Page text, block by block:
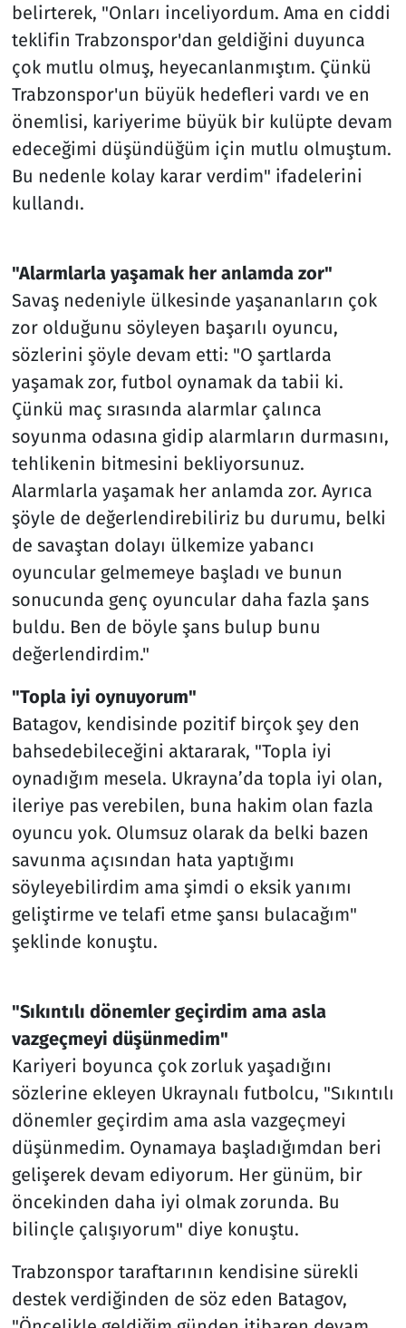
belirterek, "Onları inceliyordum. Ama en ciddi
teklifin Trabzonspor'dan geldiğini duyunca
çok mutlu olmuş, heyecanlanmıştım. Çünkü
Trabzonspor'un büyük hedefleri vardı ve en
önemlisi, kariyerime büyük bir kulüpte devam
edeceğimi düşündüğüm için mutlu olmuştum.
Bu nedenle kolay karar verdim" ifadelerini
kullandı.
"Alarmlarla yaşamak her anlamda zor"
Savaş nedeniyle ülkesinde yaşananların çok
zor olduğunu söyleyen başarılı oyuncu,
sözlerini şöyle devam etti: "O şartlarda
yaşamak zor, futbol oynamak da tabii ki.
Çünkü maç sırasında alarmlar çalınca
soyunma odasına gidip alarmların durmasını,
tehlikenin bitmesini bekliyorsunuz.
Alarmlarla yaşamak her anlamda zor. Ayrıca
şöyle de değerlendirebiliriz bu durumu, belki
de savaştan dolayı ülkemize yabancı
oyuncular gelmemeye başladı ve bunun
sonucunda genç oyuncular daha fazla şans
buldu. Ben de böyle şans bulup bunu
değerlendirdim."
"Topla iyi oynuyorum"
Batagov, kendisinde pozitif birçok şey den
bahsedebileceğini aktararak, "Topla iyi
oynadığım mesela. Ukrayna’da topla iyi olan,
ileriye pas verebilen, buna hakim olan fazla
oyuncu yok. Olumsuz olarak da belki bazen
savunma açısından hata yaptığımı
söyleyebilirdim ama şimdi o eksik yanımı
geliştirme ve telafi etme şansı bulacağım"
şeklinde konuştu.
"Sıkıntılı dönemler geçirdim ama asla
vazgeçmeyi düşünmedim"
Kariyeri boyunca çok zorluk yaşadığını
sözlerine ekleyen Ukraynalı futbolcu, "Sıkıntılı
dönemler geçirdim ama asla vazgeçmeyi
düşünmedim. Oynamaya başladığımdan beri
gelişerek devam ediyorum. Her günüm, bir
öncekinden daha iyi olmak zorunda. Bu
bilinçle çalışıyorum" diye konuştu.
Trabzonspor taraftarının kendisine sürekli
destek verdiğinden de söz eden Batagov,
Teknoloji ve Bilim
Televizyon